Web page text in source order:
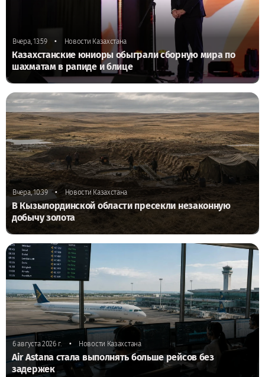
Вчера, 13:59 • Новости Казахстана
Казахстанские юниоры обыграли сборную мира по
шахматам в рапиде и блице
Вчера, 10:39 • Новости Казахстана
В Кызылординской области пресекли незаконную
добычу золота
6 августа 2026 г. • Новости Казахстана
Air Astana стала выполнять больше рейсов без
задержек